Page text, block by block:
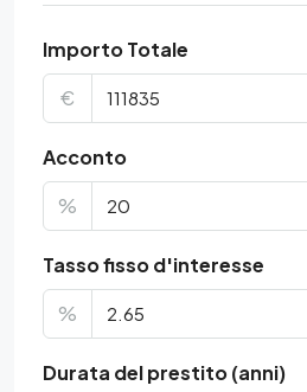
Importo Totale
€
Acconto
%
Tasso fisso d'interesse
%
Durata del prestito (anni)